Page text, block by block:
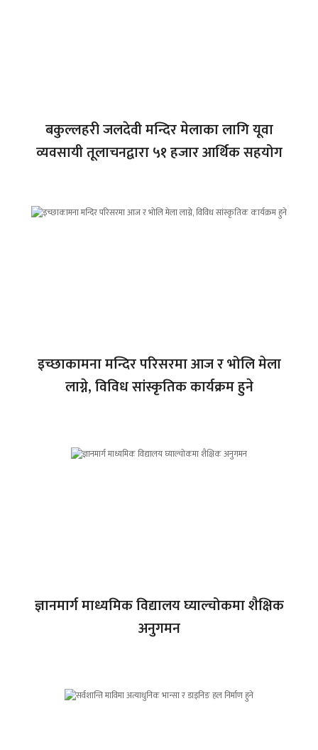
बकुल्लहरी जलदेवी मन्दिर मेलाका लागि यूवा
व्यवसायी तूलाचनद्वारा ५१ हजार आर्थिक सहयोग
इच्छाकामना मन्दिर परिसरमा आज र भोलि मेला
लाग्ने, विविध सांस्कृतिक कार्यक्रम हुने
ज्ञानमार्ग माध्यमिक विद्यालय घ्याल्चोकमा शैक्षिक
अनुगमन